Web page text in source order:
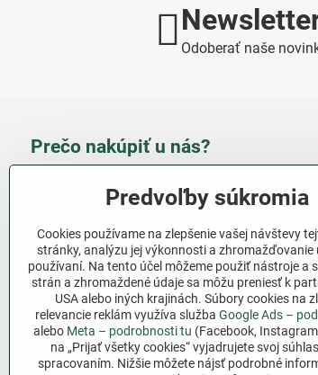
Odoberať naše
Prečo nakúpiť u nás?
Takmer 100 % spokojných
zákazníkov
Nízka cena produktov - ušetríte
Rýchla komunikácia - mail
Pri nákupe nad 69 € doprava
zadarmo
Predvoľby súkromia
Cookies používame na zlepšenie vašej návštevy
stránky, analýzu jej výkonnosti a zhromažďovanie
používaní. Na tento účel môžeme použiť nástroje a
strán a zhromaždené údaje sa môžu preniesť k
USA alebo iných krajinách. Súbory cookies na
relevancie reklám využíva služba Google Ads –
alebo Meta – podrobnosti tu (Facebook,
na „Prijať všetky cookies“ vyjadrujete svoj
spracovaním. Nižšie môžete nájsť podrobné